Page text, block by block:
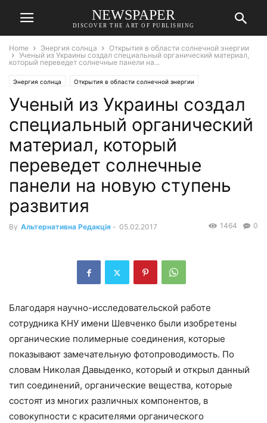
NEWSPAPER
DISCOVER THE ART OF PUBLISHING
Home Энергия солнца
Открытия в области солнечной энергии
Ученый из Украины создал специальный органический материал,
который переведет солнечные панели на...
Энергия солнца Открытия в области солнечной энергии
Ученый из Украины создал
специальный органический
материал, который
переведет солнечные
панели на новую ступень
развития
By Альтернативна Редакція - 05.02.2017 0
1464
Благодаря научно-исследовательской работе
сотрудника КНУ имени Шевченко были изобретены
органические полимерные соединения, которые
показывают замечательную фотопроводимость. По
словам Николая Давыденко, который и открыл данный
тип соединений, органические вещества, которые
состоят из многих различных компонентов, в
совокупности с красителями органического